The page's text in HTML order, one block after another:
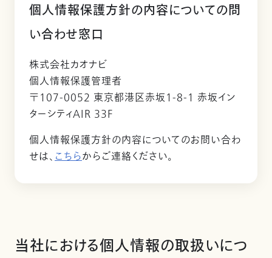
個人情報保護方針の内容についての問
い合わせ窓口
株式会社カオナビ
個人情報保護管理者
〒107-0052 東京都港区赤坂1-8-1 赤坂イン
ターシティAIR 33F
個人情報保護方針の内容についてのお問い合わ
せは、こちらからご連絡ください。
当社における個人情報の取扱いにつ